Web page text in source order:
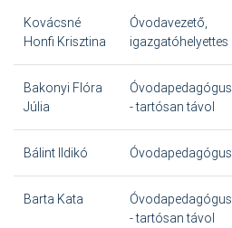
Kovácsné
Honfi Krisztina
Óvodavezető,
igazgatóhelyettes
Bakonyi Flóra
Júlia
Óvodapedagógus
- tartósan távol
Bálint Ildikó Óvodapedagógus
Barta Kata
Óvodapedagógus
- tartósan távol